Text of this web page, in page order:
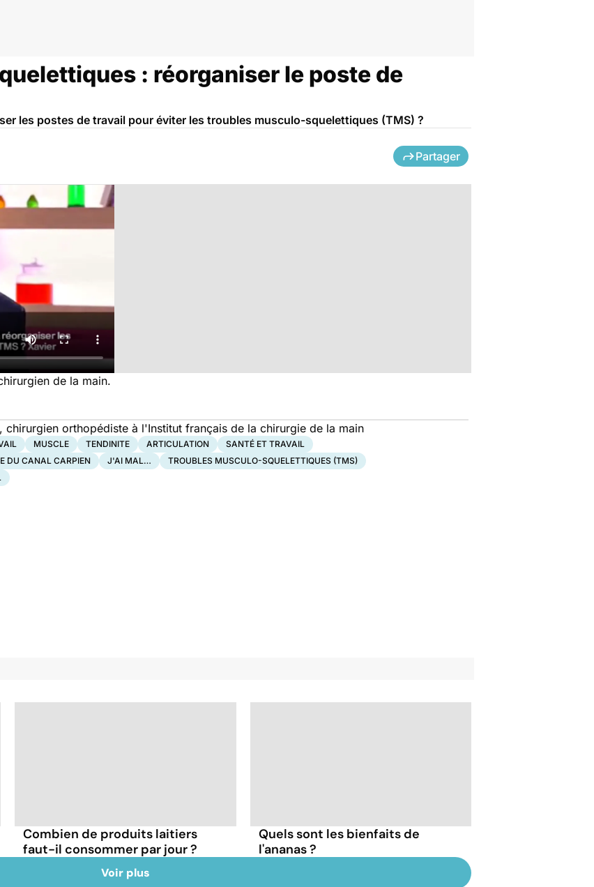
: réorganiser le poste de
les postes de travail pour éviter les troubles musculo-squelettiques (TMS) ?
Partager
de la main.
chirurgien orthopédiste à l'Institut français de la chirurgie de la main
MUSCLE TENDINITE ARTICULATION
SANTÉ ET TRAVAIL
DU CANAL CARPIEN J'AI MAL…
TROUBLES MUSCULO-SQUELETTIQUES (TMS)
Combien de produits laitiers
faut-il consommer par jour ?
Quels sont les bienfaits de
l'ananas ?
Voir plus